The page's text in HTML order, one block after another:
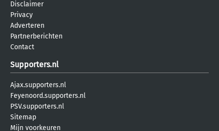
Disclaimer
Privacy
Adverteren
Partnerberichten
Contact
Supporters.nl
Ajax.supporters.nl
Feyenoord.supporters.nl
PSV.supporters.nl
Sitemap
Mijn voorkeuren